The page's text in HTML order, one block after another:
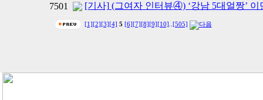
7501
[기사] (그여자 인터뷰④) ‘강남 5대얼짱’
[1] [2] [3] [4] 5 [6] [7] [8] [9] [10] [505]